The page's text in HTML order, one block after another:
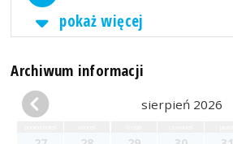
pokaż więcej
Archiwum informacji
sierpień 2026